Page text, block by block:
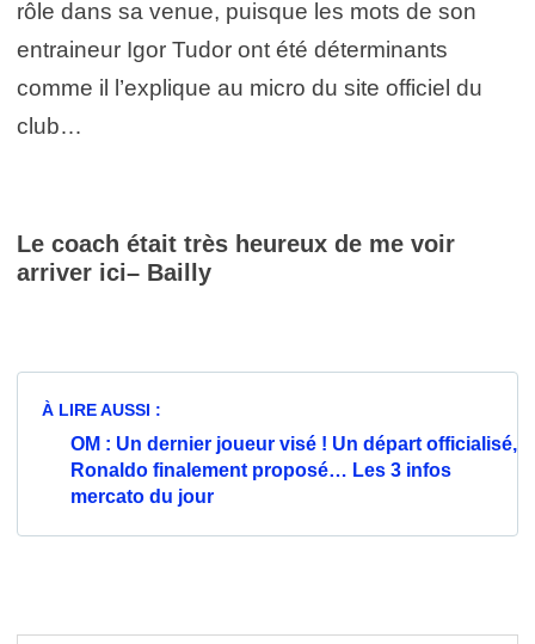
rôle dans sa venue, puisque les mots de son
entraineur Igor Tudor ont été déterminants
comme il l’explique au micro du site officiel du
club…
Le coach était très heureux de me voir
arriver ici– Bailly
À LIRE AUSSI :
OM : Un dernier joueur visé ! Un départ officialisé,
Ronaldo finalement proposé… Les 3 infos
mercato du jour